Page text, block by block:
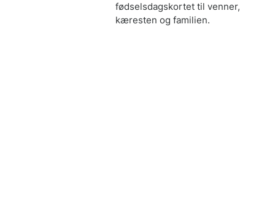
fødselsdagskortet til venner,
kæresten og familien.